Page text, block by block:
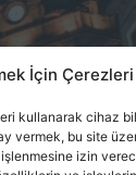
İçin Çerezleri
kullanarak cihaz
vermek, bu site
izin
Hiçbir